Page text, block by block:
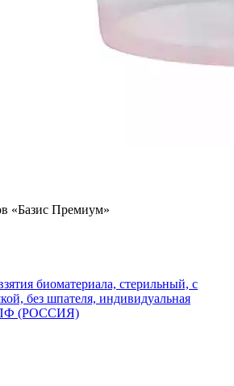
«Базис Премиум»
биоматериала, стерильный, с
без шпателя, индивидуальная
(РОССИЯ)